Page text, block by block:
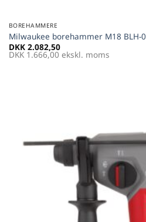
BOREHAMMERE
Milwaukee borehammer M18 BLH-0
DKK 2.082,50
DKK 1.666,00 ekskl. moms